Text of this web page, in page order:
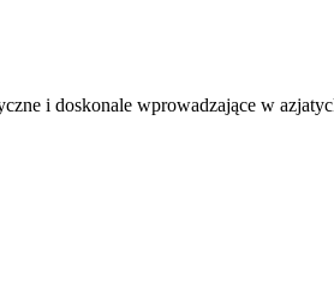
i doskonale wprowadzające w